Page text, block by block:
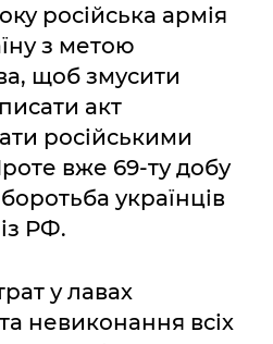
російська армія
з метою
щоб змусити
акт
російськими
вже 69-ту добу
українців
РФ.
у лавах
невиконання всіх